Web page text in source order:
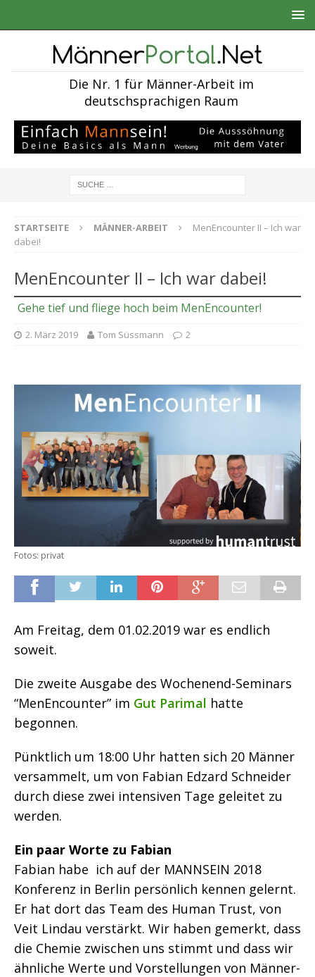
Die Nr. 1 für Männer-Arbeit im
deutschsprachigen Raum
STARTSEITE MÄNNER-ARBEIT
MenEncounter II – Ich war
dabei!
MenEncounter II – Ich war dabei!
Gehe tief und fliege hoch beim MenEncounter!
2. März 2019 Tom Süssmann 2
Fotos: privat
Am Freitag, dem 01.02.2019 war es endlich
soweit.
Die zweite Ausgabe des Wochenend-Seminars
“MenEncounter” im Gut Parimal hatte
begonnen.
Pünktlich um 18:00 Uhr hatten sich 20 Männer
versammelt, um von Fabian Edzard Schneider
durch diese zwei intensiven Tage geleitet zu
werden.
Ein paar Worte zu Fabian
Fabian habe ich auf der MANNSEIN 2018
Konferenz in Berlin persönlich kennen gelernt.
Er hat dort das Team des Human Trust, von
Veit Lindau verstärkt. Wir haben gemerkt, dass
die Chemie zwischen uns stimmt und dass wir
ähnliche Werte und Vorstellungen von Männer-